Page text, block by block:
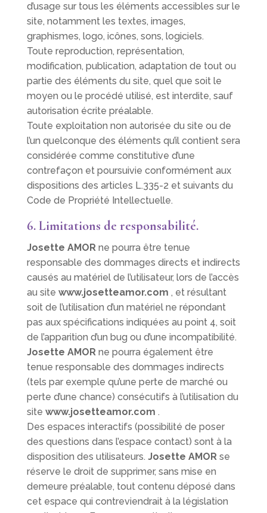
d’usage sur tous les éléments accessibles sur le
site, notamment les textes, images,
graphismes, logo, icônes, sons, logiciels.
Toute reproduction, représentation,
modification, publication, adaptation de tout ou
partie des éléments du site, quel que soit le
moyen ou le procédé utilisé, est interdite, sauf
autorisation écrite préalable.
Toute exploitation non autorisée du site ou de
l’un quelconque des éléments qu’il contient sera
considérée comme constitutive d’une
contrefaçon et poursuivie conformément aux
dispositions des articles L.335-2 et suivants du
Code de Propriété Intellectuelle.
6. Limitations de responsabilité.
Josette AMORne pourra être tenue
responsable des dommages directs et indirects
causés au matériel de l’utilisateur, lors de l’accès
au site www.josetteamor.com , et résultant
soit de l’utilisation d’un matériel ne répondant
pas aux spécifications indiquées au point 4, soit
de l’apparition d’un bug ou d’une incompatibilité.
Josette AMORne pourra également être
tenue responsable des dommages indirects
(tels par exemple qu’une perte de marché ou
perte d’une chance) consécutifs à l’utilisation du
site www.josetteamor.com .
Des espaces interactifs (possibilité de poser
des questions dans l’espace contact) sont à la
disposition des utilisateurs. Josette AMORse
réserve le droit de supprimer, sans mise en
demeure préalable, tout contenu déposé dans
cet espace qui contreviendrait à la législation